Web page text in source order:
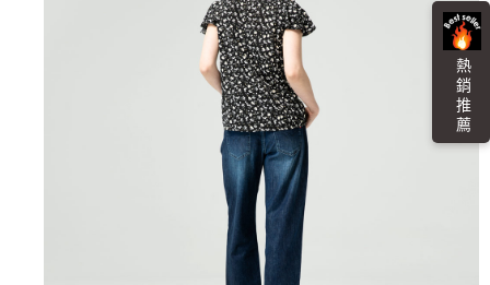
熱 銷 推 薦